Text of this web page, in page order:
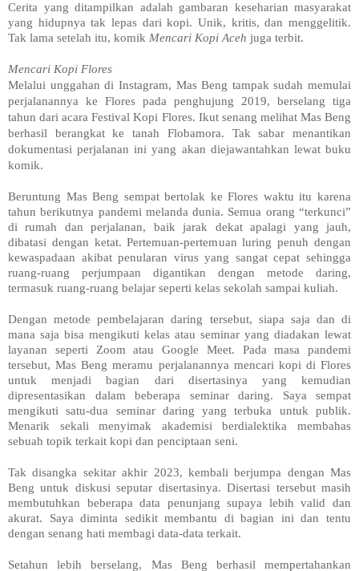
Cerita yang ditampilkan adalah gambaran keseharian masyarakat
yang hidupnya tak lepas dari kopi. Unik, kritis, dan menggelitik.
Tak lama setelah itu, komik Mencari Kopi Aceh juga terbit.
Mencari Kopi Flores
Melalui unggahan di Instagram, Mas Beng tampak sudah memulai
perjalanannya ke Flores pada penghujung 2019, berselang tiga
tahun dari acara Festival Kopi Flores. Ikut senang melihat Mas Beng
berhasil berangkat ke tanah Flobamora. Tak sabar menantikan
dokumentasi perjalanan ini yang akan diejawantahkan lewat buku
komik.
Beruntung Mas Beng sempat bertolak ke Flores waktu itu karena
tahun berikutnya pandemi melanda dunia. Semua orang “terkunci”
di rumah dan perjalanan, baik jarak dekat apalagi yang jauh,
dibatasi dengan ketat. Pertemuan-pertemuan luring penuh dengan
kewaspadaan akibat penularan virus yang sangat cepat sehingga
ruang-ruang perjumpaan digantikan dengan metode daring,
termasuk ruang-ruang belajar seperti kelas sekolah sampai kuliah.
Dengan metode pembelajaran daring tersebut, siapa saja dan di
mana saja bisa mengikuti kelas atau seminar yang diadakan lewat
layanan seperti Zoom atau Google Meet. Pada masa pandemi
tersebut, Mas Beng meramu perjalanannya mencari kopi di Flores
untuk menjadi bagian dari disertasinya yang kemudian
dipresentasikan dalam beberapa seminar daring. Saya sempat
mengikuti satu-dua seminar daring yang terbuka untuk publik.
Menarik sekali menyimak akademisi berdialektika membahas
sebuah topik terkait kopi dan penciptaan seni.
Tak disangka sekitar akhir 2023, kembali berjumpa dengan Mas
Beng untuk diskusi seputar disertasinya. Disertasi tersebut masih
membutuhkan beberapa data penunjang supaya lebih valid dan
akurat. Saya diminta sedikit membantu di bagian ini dan tentu
dengan senang hati membagi data-data terkait.
Setahun lebih berselang, Mas Beng berhasil mempertahankan